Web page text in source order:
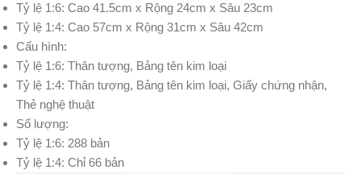
Tỷ lệ 1:6: Cao 41.5cm x Rộng 24cm x Sâu 23cm
Tỷ lệ 1:4: Cao 57cm x Rộng 31cm x Sâu 42cm
Cấu hình:
Tỷ lệ 1:6: Thân tượng, Bảng tên kim loại
Tỷ lệ 1:4: Thân tượng, Bảng tên kim loại, Giấy chứng nhận,
Thẻ nghệ thuật
Số lượng:
Tỷ lệ 1:6: 288 bản
Tỷ lệ 1:4: Chỉ 66 bản